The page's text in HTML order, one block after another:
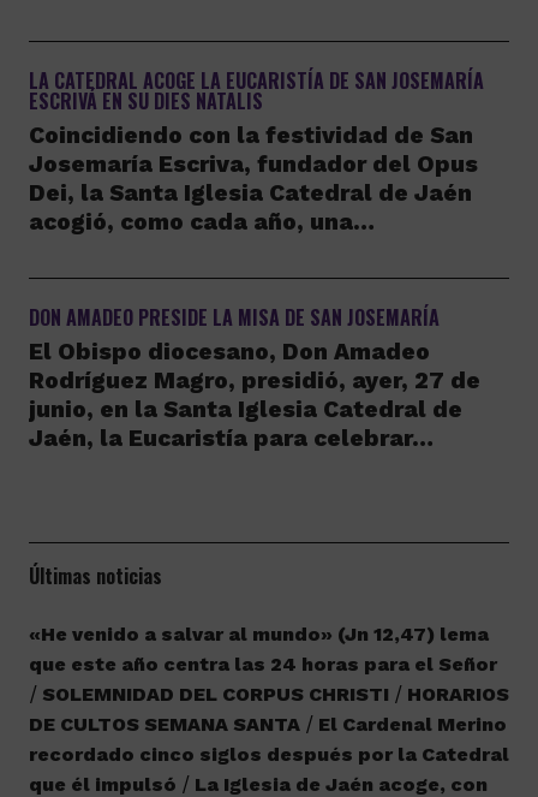
LA CATEDRAL ACOGE LA EUCARISTÍA DE SAN JOSEMARÍA
ESCRIVÁ EN SU DIES NATALIS
Coincidiendo con la festividad de San
Josemaría Escriva, fundador del Opus
Dei, la Santa Iglesia Catedral de Jaén
acogió, como cada año, una…
DON AMADEO PRESIDE LA MISA DE SAN JOSEMARÍA
El Obispo diocesano, Don Amadeo
Rodríguez Magro, presidió, ayer, 27 de
junio, en la Santa Iglesia Catedral de
Jaén, la Eucaristía para celebrar…
Últimas noticias
«He venido a salvar al mundo» (Jn 12,47) lema
que este año centra las 24 horas para el Señor
SOLEMNIDAD DEL CORPUS CHRISTI
HORARIOS
DE CULTOS SEMANA SANTA
El Cardenal Merino
recordado cinco siglos después por la Catedral
que él impulsó
La Iglesia de Jaén acoge, con